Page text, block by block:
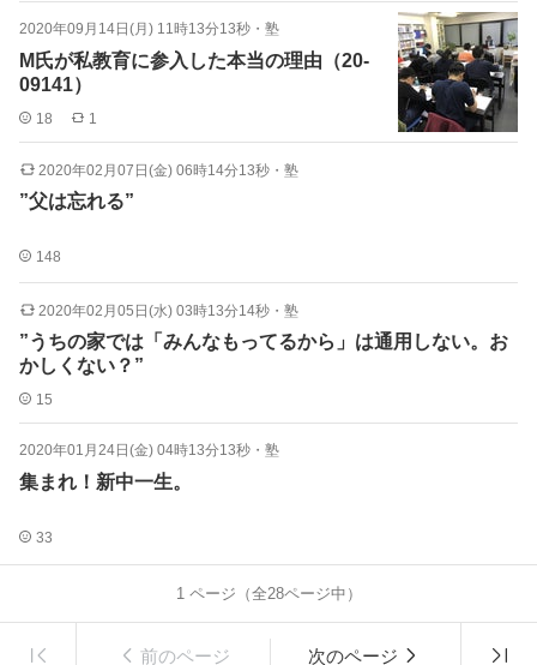
2020年09月14日(月) 11時13分13秒 ・ 塾
M氏が私教育に参入した本当の理由（20-
09141）
18 1
2020年02月07日(金) 06時14分13秒 ・ 塾
”父は忘れる”
148
2020年02月05日(水) 03時13分14秒 ・ 塾
”うちの家では「みんなもってるから」は通用しない。お
かしくない？”
15
2020年01月24日(金) 04時13分13秒 ・ 塾
集まれ！新中一生。
33
1ページ（全28ページ中）
前のページ 次のページ